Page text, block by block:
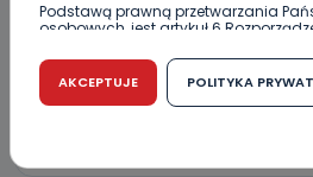
Podstawą prawną przetwarzania
osobowych, jest artykuł 6
r. w sprawie ochrony osób fizycznych
przetwarzaniem danych osobowych
swobodnego przepływu takich
dyrektywy 95/46/WE (RODO).
Czy jest możliwość
AKCEPTUJE POLITYKA